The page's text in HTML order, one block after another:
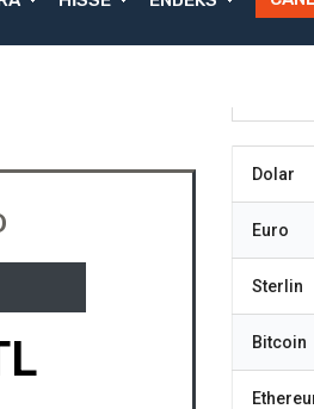
Dolar
Euro
Sterlin
Bitcoin